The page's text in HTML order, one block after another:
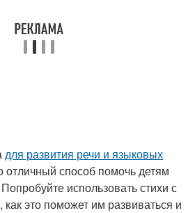
для развития речи и языковых
отличный способ помочь детям
использовать стихи с
это поможет им развиваться и